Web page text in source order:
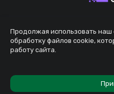
Продолжая использовать наш
обработку файлов cookie,
работу сайта.